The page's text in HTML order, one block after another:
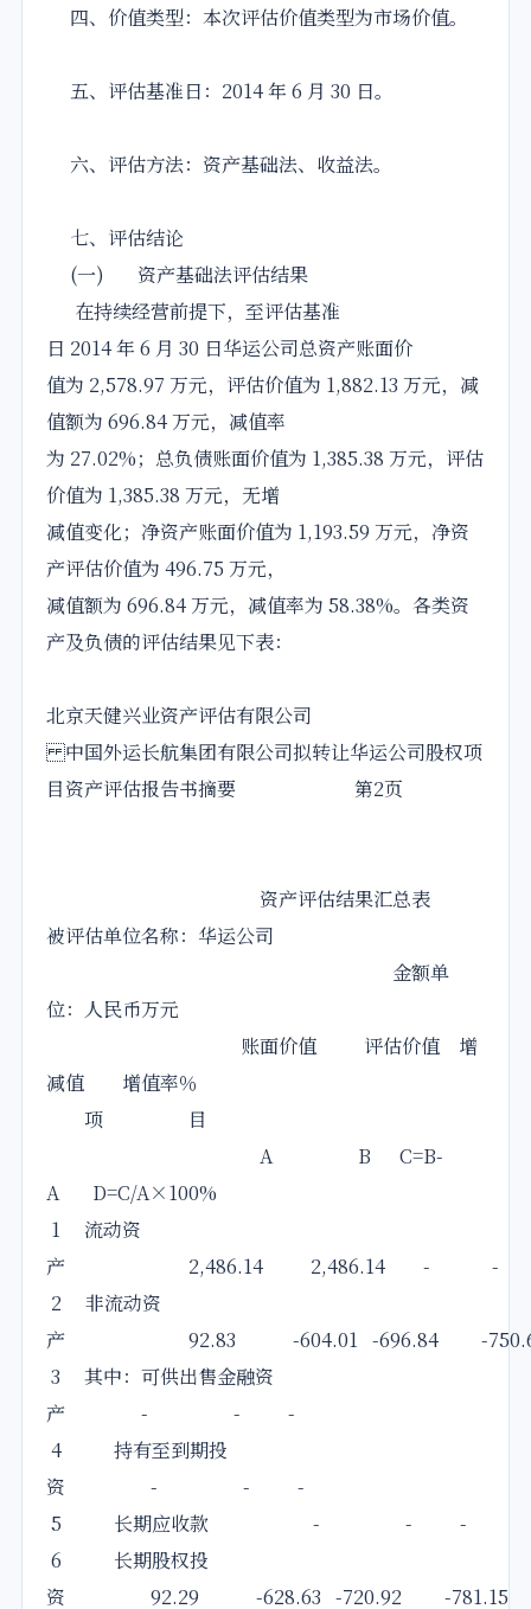
四、价值类型：本次评估价值类型为市场价值。
五、评估基准日：2014 年 6 月 30 日。
六、评估方法：资产基础法、收益法。
七、评估结论
(一) 资产基础法评估结果
在持续经营前提下，至评估基准
日 2014 年 6 月 30 日华运公司总资产账面价
值为 2,578.97 万元，评估价值为 1,882.13 万元，减
值额为 696.84 万元，减值率
为 27.02%；总负债账面价值为 1,385.38 万元，评估
价值为 1,385.38 万元，无增
减值变化；净资产账面价值为 1,193.59 万元，净资
产评估价值为 496.75 万元，
减值额为 696.84 万元，减值率为 58.38%。各类资
产及负债的评估结果见下表：
北京天健兴业资产评估有限公司
中国外运长航集团有限公司拟转让华运公司股权项
目资产评估报告书摘要 第2页
资产评估结果汇总表
被评估单位名称：华运公司
金额单
位：人民币万元
账面价值 评估价值 增
减值 增值率％
项 目
A B C=B-
A D=C/A×100%
1 流动资
产 2,486.14 2,486.14 - -
2 非流动资
产 92.83 -604.01 -696.84 -
3 其中：可供出售金融资
产 - - -
4 持有至到期投
资 - - -
5 长期应收款 - - -
6 长期股权投
资 92.29 -628.63 -720.92 -781.15